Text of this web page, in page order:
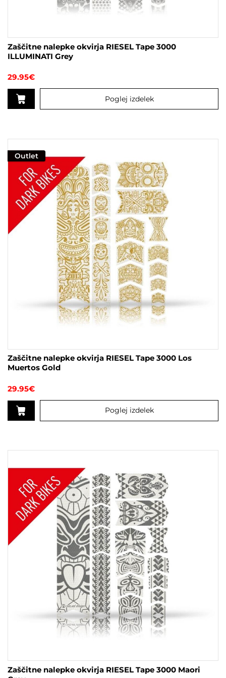
Zaščitne nalepke okvirja RIESEL Tape 3000
ILLUMINATI Grey
29.95€
Poglej izdelek
Outlet
Zaščitne nalepke okvirja RIESEL Tape 3000 Los
Muertos Gold
29.95€
Poglej izdelek
Zaščitne nalepke okvirja RIESEL Tape 3000 Maori